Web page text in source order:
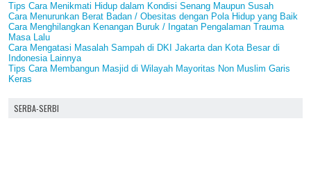
Tips Cara Menikmati Hidup dalam Kondisi Senang Maupun Susah
Cara Menurunkan Berat Badan / Obesitas dengan Pola Hidup yang Baik
Cara Menghilangkan Kenangan Buruk / Ingatan Pengalaman Trauma
Masa Lalu
Cara Mengatasi Masalah Sampah di DKI Jakarta dan Kota Besar di
Indonesia Lainnya
Tips Cara Membangun Masjid di Wilayah Mayoritas Non Muslim Garis
Keras
SERBA-SERBI